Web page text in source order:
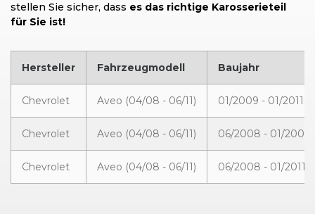
stellen Sie sicher, dass es das richtige Karosserieteil
für Sie ist!
Hersteller Fahrzeugmodell Baujahr
Chevrolet Aveo (04/08 - 06/11) 01/2009 - 01/2011
Chevrolet Aveo (04/08 - 06/11) 06/2008 - 01/2009
Chevrolet Aveo (04/08 - 06/11) 06/2008 - 01/2011